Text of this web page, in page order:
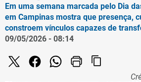
Em uma semana marcada pelo Dia
em Campinas mostra que presença,
constroem vínculos capazes de
09/05/2026 - 08:14
content_copy